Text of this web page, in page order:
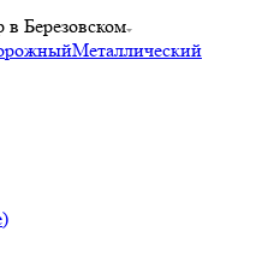
Березовском
Металлический